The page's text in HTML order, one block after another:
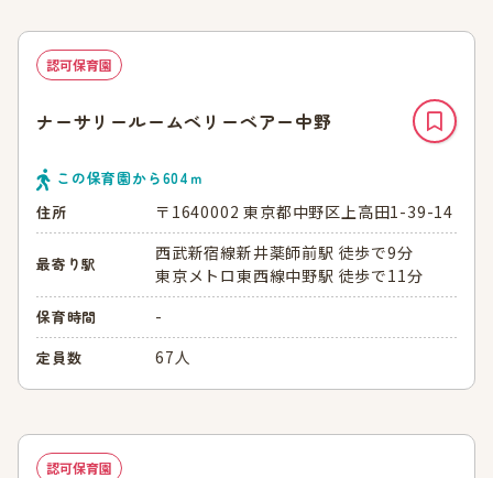
認可保育園
ナーサリールームベリーベアー中野
この保育園から604 ｍ
住所
〒1640002 東京都中野区上高田1-39-14
最寄り駅
西武新宿線新井薬師前駅 徒歩で9分
東京メトロ東西線中野駅 徒歩で11分
保育時間 -
定員数 67人
認可保育園